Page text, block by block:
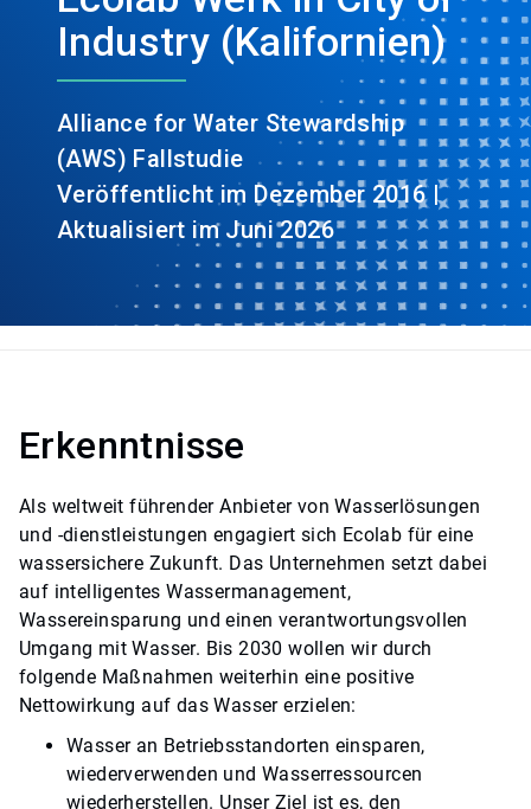
Industry (Kalifornien)
Alliance for Water Stewardship
(AWS) Fallstudie
Veröffentlicht im Dezember 2016 |
Aktualisiert im Juni 2026
Erkenntnisse
Als weltweit führender Anbieter von Wasserlösungen
und -dienstleistungen engagiert sich Ecolab für eine
wassersichere Zukunft. Das Unternehmen setzt dabei
auf intelligentes Wassermanagement,
Wassereinsparung und einen verantwortungsvollen
Umgang mit Wasser. Bis 2030 wollen wir durch
folgende Maßnahmen weiterhin eine positive
Nettowirkung auf das Wasser erzielen:
Wasser an Betriebsstandorten einsparen,
wiederverwenden und Wasserressourcen
wiederherstellen. Unser Ziel ist es, den